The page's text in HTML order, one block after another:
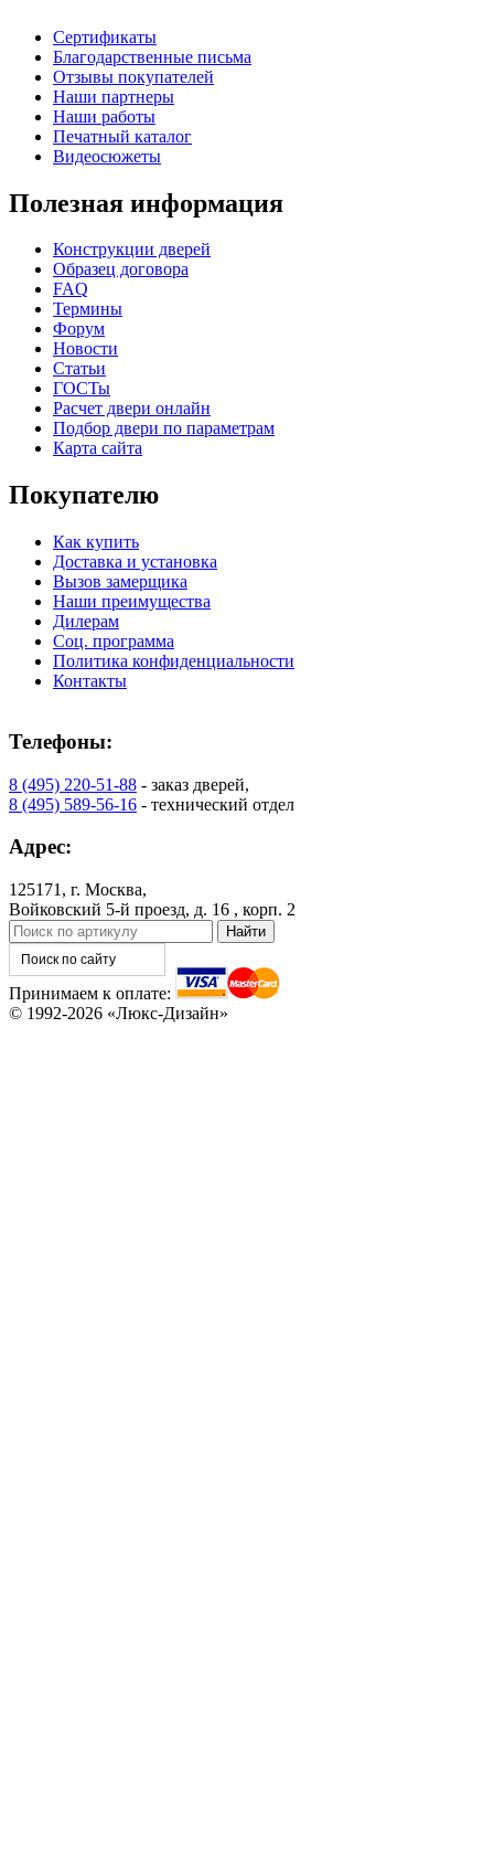
Порошковое напыление "Шелк"
Сертификаты
Благодарственные письма
Отзывы покупателей
Наши партнеры
Наши работы
Печатный каталог
Видеосюжеты
Полезная информация
Конструкции дверей
Образец договора
FAQ
Термины
Форум
Новости
Статьи
ГОСТы
Расчет двери онлайн
Подбор двери по параметрам
Карта сайта
Покупателю
Как купить
Доставка и установка
Вызов замерщика
Наши преимущества
Дилерам
Соц. программа
Политика конфиденциальности
Контакты
Телефоны:
8 (495) 220-51-88 - заказ дверей,
8 (495) 589-56-16 - технический отдел
Адрес:
125171, г. Москва,
Войковский 5-й проезд, д. 16 , корп. 2
Принимаем к оплате:
© 1992-2026 «Люкс-Дизайн»